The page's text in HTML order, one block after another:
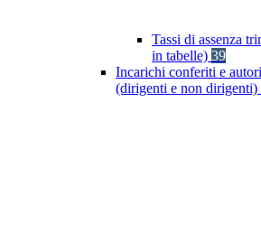
Tassi di assenza
in tabelle) 39
Incarichi conferiti e
(dirigenti e non dirigenti)